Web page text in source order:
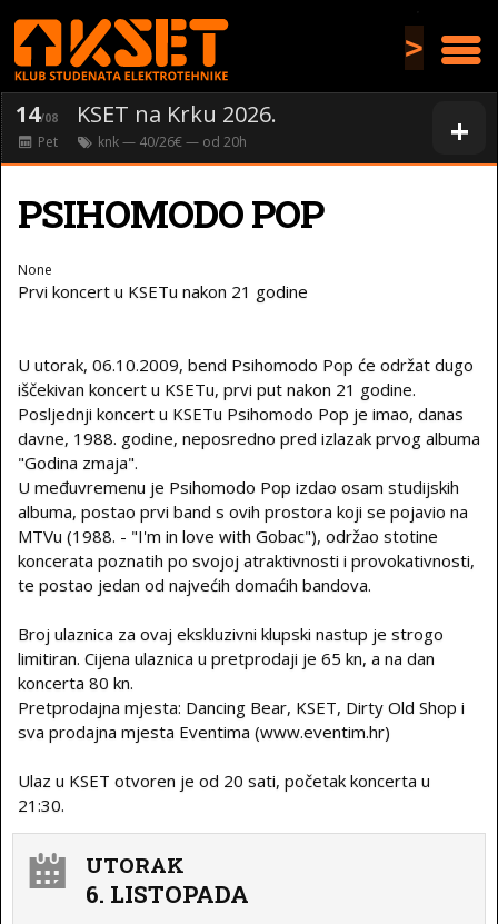
>
+
14/08 KSET na Krku 2026.
Pet knk— 40/26€ — od 20h
PSIHOMODO POP
None
Prvi koncert u KSETu nakon 21 godine
U utorak, 06.10.2009, bend Psihomodo Pop će održat dugo
iščekivan koncert u KSETu, prvi put nakon 21 godine.
Posljednji koncert u KSETu Psihomodo Pop je imao, danas
davne, 1988. godine, neposredno pred izlazak prvog albuma
"Godina zmaja".
U međuvremenu je Psihomodo Pop izdao osam studijskih
albuma, postao prvi band s ovih prostora koji se pojavio na
MTVu (1988. - "I'm in love with Gobac"), održao stotine
koncerata poznatih po svojoj atraktivnosti i provokativnosti,
te postao jedan od najvećih domaćih bandova.
Broj ulaznica za ovaj ekskluzivni klupski nastup je strogo
limitiran. Cijena ulaznica u pretprodaji je 65 kn, a na dan
koncerta 80 kn.
Pretprodajna mjesta: Dancing Bear, KSET, Dirty Old Shop i
sva prodajna mjesta Eventima (www.eventim.hr)
Ulaz u KSET otvoren je od 20 sati, početak koncerta u
21:30.
UTORAK
6. LISTOPADA